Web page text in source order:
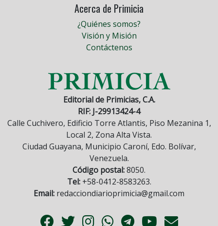
Acerca de Primicia
¿Quiénes somos?
Visión y Misión
Contáctenos
Editorial de Primicias, C.A.
RIF: J-29913424-4
Calle Cuchivero, Edificio Torre Atlantis, Piso Mezanina 1,
Local 2, Zona Alta Vista.
Ciudad Guayana, Municipio Caroní, Edo. Bolívar,
Venezuela.
Código postal:8050.
Tel:+58-0412-8583263.
Email: redacciondiarioprimicia@gmail.com